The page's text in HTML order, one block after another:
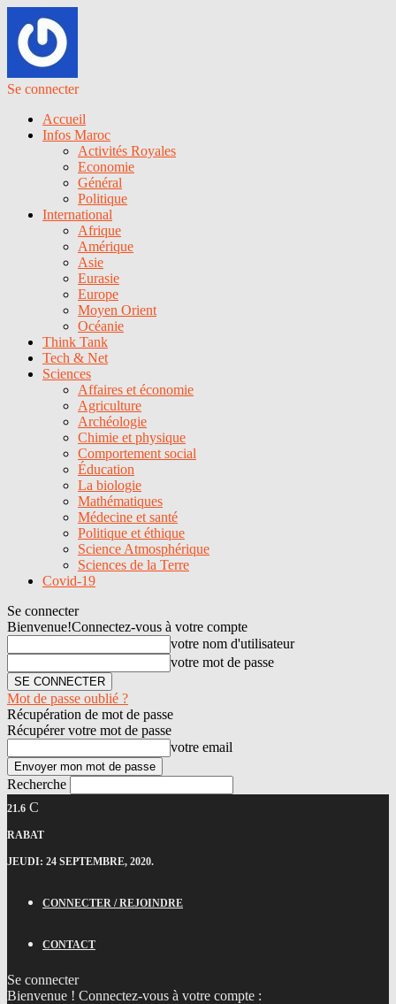
Se connecter
Accueil
Infos Maroc
Activités Royales
Economie
Général
Politique
International
Afrique
Amérique
Asie
Eurasie
Europe
Moyen Orient
Océanie
Think Tank
Tech & Net
Sciences
Affaires et économie
Agriculture
Archéologie
Chimie et physique
Comportement social
Éducation
La biologie
Mathématiques
Médecine et santé
Politique et éthique
Science Atmosphérique
Sciences de la Terre
Covid-19
Se connecter
Bienvenue!Connectez-vous à votre compte
votre nom d'utilisateur
votre mot de passe
Mot de passe oublié ?
Récupération de mot de passe
Récupérer votre mot de passe
votre email
Recherche
21.6 C
RABAT
JEUDI: 24 SEPTEMBRE, 2020.
CONNECTER / REJOINDRE
CONTACT
Se connecter
Bienvenue ! Connectez-vous à votre compte :